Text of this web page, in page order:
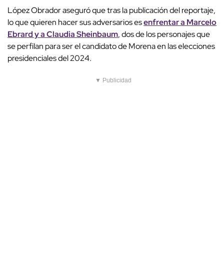
López Obrador aseguró que tras la publicación del reportaje,
lo que quieren hacer sus adversarios esenfrentar a Marcelo
Ebrard y a Claudia Sheinbaum, dos de los personajes que
se perfilan para ser el candidato de Morena en las elecciones
presidenciales del 2024.
▼ Publicidad